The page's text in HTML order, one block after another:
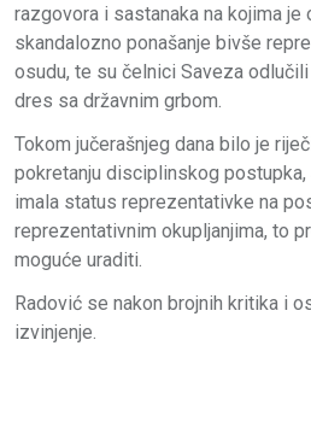
razgovora i sastanaka na kojima je
skandalozno ponašanje bivše
osudu, te su čelnici Saveza
dres sa državnim grbom.
Tokom jučerašnjeg dana bilo je
pokretanju disciplinskog postupka,
imala status reprezentativke na
reprezentativnim okupljanjima, to
moguće uraditi.
Radović se nakon brojnih kritika i
izvinjenje.